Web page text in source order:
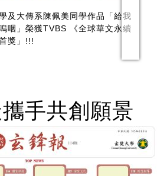
及大傳系陳佩美同學作品「給我
咽」榮獲TVBS 《全球華文永續
獎」!!!
手共創願景